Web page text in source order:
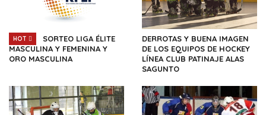
HOT
SORTEO LIGA ÉLITE
MASCULINA Y FEMENINA Y
ORO MASCULINA
DERROTAS Y BUENA IMAGEN
DE LOS EQUIPOS DE HOCKEY
LÍNEA CLUB PATINAJE ALAS
SAGUNTO